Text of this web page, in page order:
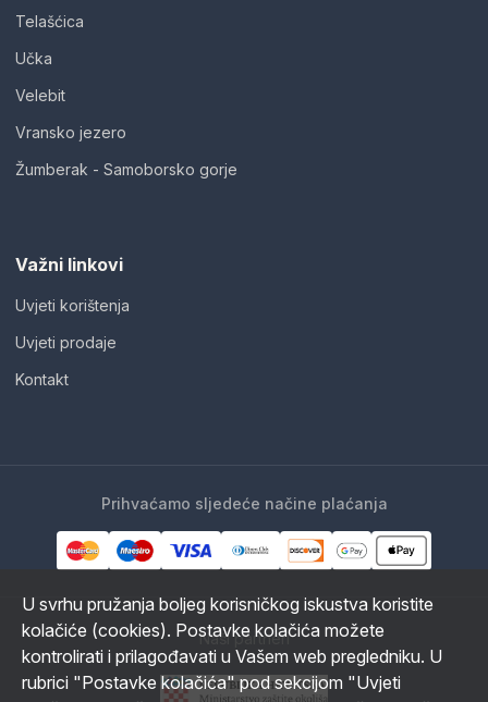
Telašćica
Učka
Velebit
Vransko jezero
Žumberak - Samoborsko gorje
Važni linkovi
Uvjeti korištenja
Uvjeti prodaje
Kontakt
Prihvaćamo sljedeće načine plaćanja
Naši partneri
U svrhu pružanja boljeg korisničkog iskustva koristite
kolačiće (cookies). Postavke kolačića možete
kontrolirati i prilagođavati u Vašem web pregledniku. U
rubrici "Postavke kolačića" pod sekcijom "Uvjeti